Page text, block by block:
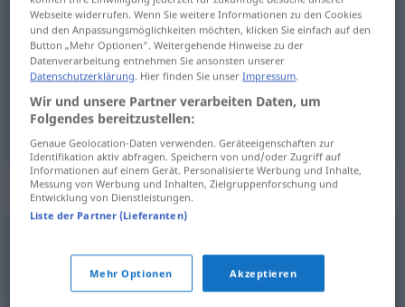
pośrednik(-niczka) Vermittler
mediator(ka),
Vermittler
Schlichter[in]
Synonyme für "Vermittler"
,Agent
Unterhändler
Webseite widerrufen. Wenn Sie weitere Informationen zu den Cookies
und den Anpassungsmöglichkeiten möchten, klicken Sie einfach auf den
Button „Mehr Optionen“. Weitergehende Hinweise zu der
Datenverarbeitung entnehmen Sie ansonsten unserer
Datenschutzerklärung. Hier finden Sie unserImpressum.
Wir und unsere Partner verarbeiten Daten, um
Folgendes bereitzustellen:
Genaue Geolocation-Daten verwenden. Geräteeigenschaften zur
Identifikation aktiv abfragen. Speichern von und/oder Zugriff auf
Informationen auf einem Gerät. Personalisierte Werbung und Inhalte,
Messung von Werbung und Inhalten, Zielgruppenforschung und
Entwicklung von Dienstleistungen.
Liste der Partner (Lieferanten)
Mehr Optionen Akzeptieren